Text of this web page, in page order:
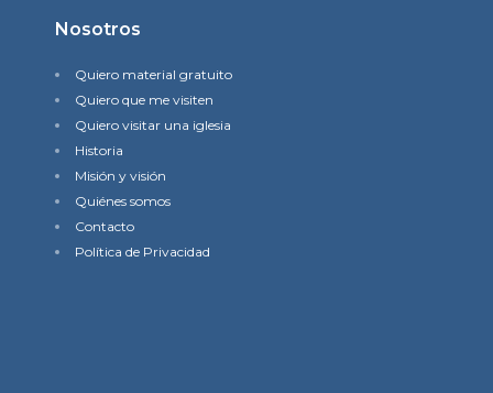
Nosotros
Quiero material gratuito
Quiero que me visiten
Quiero visitar una iglesia
Historia
Misión y visión
Quiénes somos
Contacto
Política de Privacidad